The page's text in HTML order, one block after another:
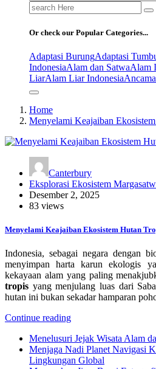
Search
for:
Or check our Popular Categories...
Adaptasi BurungAdaptasi
IndonesiaAlam dan SatwaAlam
LiarAlam Liar Indonesia
Home
Menyelami Keajaiban
Canterbury
Eksplorasi Ekosistem
Desember 2, 2025
83 views
Menyelami Keajaiban Ekosistem Hutan
Indonesia, sebagai negara dengan
menyimpan harta karun ekologis
kekayaan alam yang paling
tropis yang menjulang luas dari
hutan ini bukan sekadar hamparan
Continue reading
Menelusuri Jejak Wisata Alam
Menjaga Nadi Planet Navigasi
Lingkungan Global